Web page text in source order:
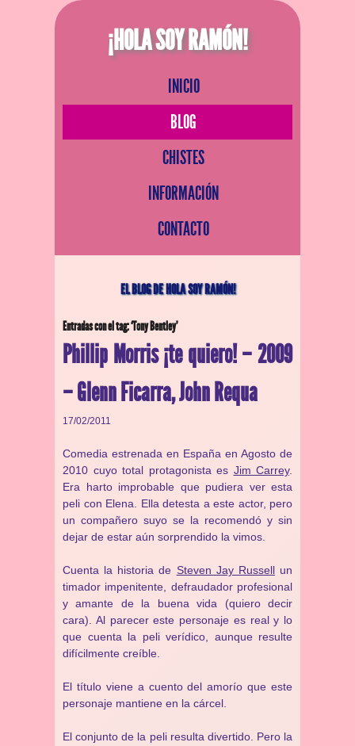
¡HOLA SOY RAMÓN!
INICIO
BLOG
CHISTES
INFORMACIÓN
CONTACTO
EL BLOG DE HOLA SOY RAMÓN!
Entradas con el tag: ‘Tony Bentley’
Phillip Morris ¡te quiero! – 2009
– Glenn Ficarra, John Requa
17/02/2011
Comedia estrenada en España en Agosto de
2010 cuyo total protagonista es Jim Carrey.
Era harto improbable que pudiera ver esta
peli con Elena. Ella detesta a este actor, pero
un compañero suyo se la recomendó y sin
dejar de estar aún sorprendido la vimos.
Cuenta la historia de Steven Jay Russellun
timador impenitente, defraudador profesional
y amante de la buena vida (quiero decir
cara). Al parecer este personaje es real y lo
que cuenta la peli verídico, aunque resulte
difícilmente creíble.
El título viene a cuento del amorío que este
personaje mantiene en la cárcel.
El conjunto de la peli resulta divertido. Pero la